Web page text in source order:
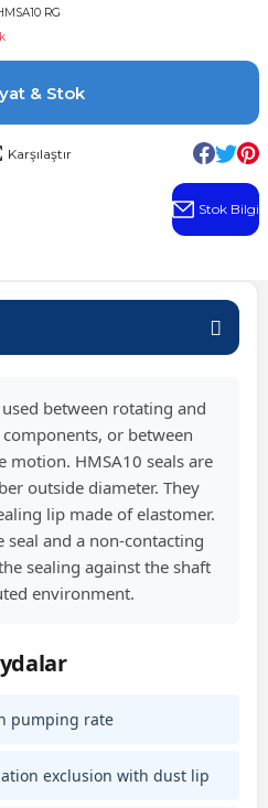
RG
& Stok
Karşılaştır
Stok Bilgi
between rotating and
or between
motion. HMSA10 seals are
outside diameter. They
lip made of elastomer.
and a non-contacting
sealing against the shaft
environment.
pumping rate
exclusion with dust lip